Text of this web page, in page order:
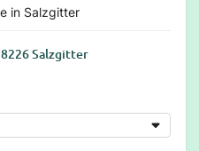
in Salzgitter
Salzgitter